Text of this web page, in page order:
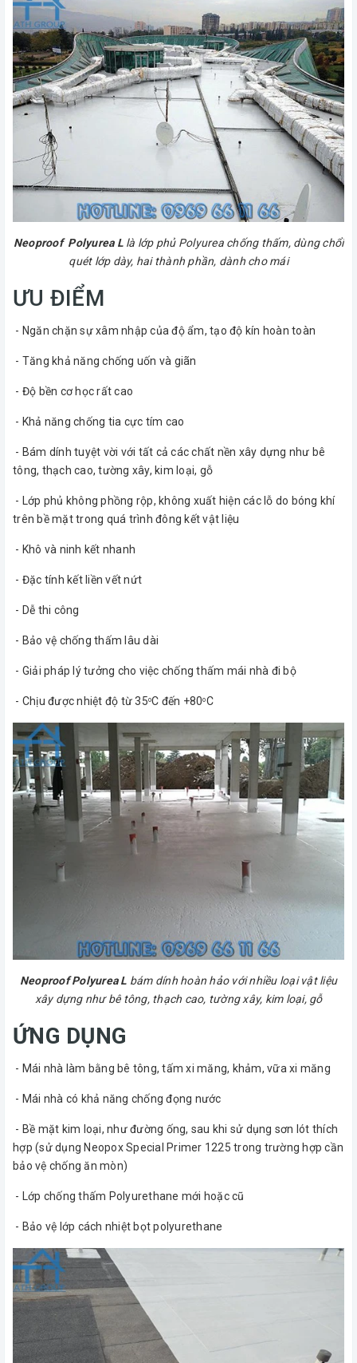
Neoproof Polyurea Llà lớp phủ Polyurea chống thấm, dùng chổi
quét lớp dày, hai thành phần, dành cho mái
ƯU ĐIỂM
- Ngăn chặn sự xâm nhập của độ ẩm, tạo độ kín hoàn toàn
- Tăng khả năng chống uốn và giãn
- Độ bền cơ học rất cao
- Khả năng chống tia cực tím cao
- Bám dính tuyệt vời với tất cả các chất nền xây dựng như bê
tông, thạch cao, tường xây, kim loại, gỗ
- Lớp phủ không phồng rộp, không xuất hiện các lỗ do bóng khí
trên bề mặt trong quá trình đông kết vật liệu
- Khô và ninh kết nhanh
- Đặc tính kết liền vết nứt
- Dễ thi công
- Bảo vệ chống thấm lâu dài
- Giải pháp lý tưởng cho việc chống thấm mái nhà đi bộ
- Chịu được nhiệt độ từ 35oC đến +80oC
Neoproof Polyurea L bám dính hoàn hảo với nhiều loại vật liệu
xây dựng như bê tông, thạch cao, tường xây, kim loại, gỗ
ỨNG DỤNG
- Mái nhà làm bằng bê tông, tấm xi măng, khảm, vữa xi măng
- Mái nhà có khả năng chống đọng nước
- Bề mặt kim loại, như đường ống, sau khi sử dụng sơn lót thích
hợp (sử dụng Neopox Special Primer 1225 trong trường hợp cần
bảo vệ chống ăn mòn)
- Lớp chống thấm Polyurethane mới hoặc cũ
- Bảo vệ lớp cách nhiệt bọt polyurethane